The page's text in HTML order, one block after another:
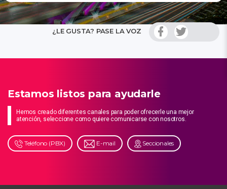
¿LE GUSTA? PASE LA VOZ
Estamos listos para ayudarle
Hemos creado diferentes canales para poder ofrecerle una mejor
atención, seleccione como quiere comunicarse con nosotros.
Teléfono (PBX) E-mail Seccionales